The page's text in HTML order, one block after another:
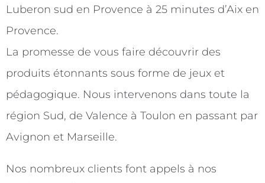
Luberon sud en Provence à 25 minutes d’Aix en
Provence.
La promesse de vous faire découvrir des
produits étonnants sous forme de jeux et
pédagogique. Nous intervenons dans toute la
région Sud, de Valence à Toulon en passant par
Avignon et Marseille.
Nos nombreux clients font appels à nos